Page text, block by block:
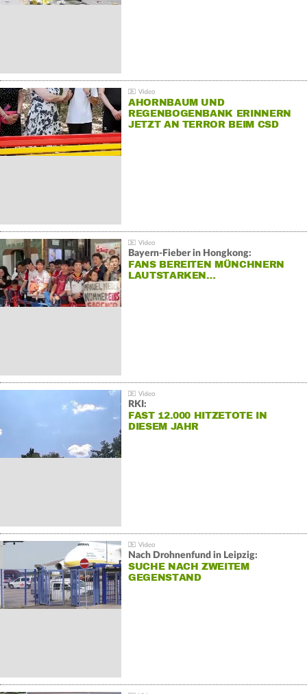
AHORNBAUM UND
REGENBOGENBANK ERINNERN
JETZT AN TERROR BEIM CSD
Bayern-Fieber in Hongkong:
FANS BEREITEN MÜNCHNERN
LAUTSTARKEN…
RKI:
FAST 12.000 HITZETOTE IN
DIESEM JAHR
Nach Drohnenfund in Leipzig:
SUCHE NACH ZWEITEM
GEGENSTAND